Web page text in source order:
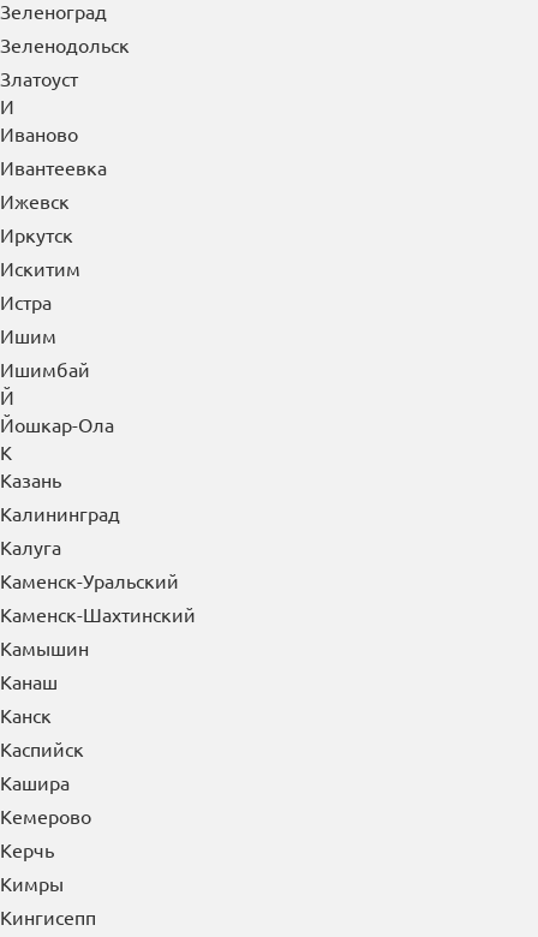
Зеленоград
Зеленодольск
Златоуст
И
Иваново
Ивантеевка
Ижевск
Иркутск
Искитим
Истра
Ишим
Ишимбай
Й
Йошкар-Ола
К
Казань
Калининград
Калуга
Каменск-Уральский
Каменск-Шахтинский
Камышин
Канаш
Канск
Каспийск
Кашира
Кемерово
Керчь
Кимры
Кингисепп